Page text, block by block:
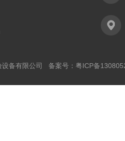
备有限公司 备案号： 粤ICP备